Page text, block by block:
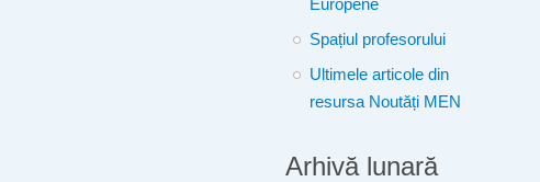
Europene
Spațiul profesorului
Ultimele articole din
resursa Noutăți MEN
Arhivă lunară